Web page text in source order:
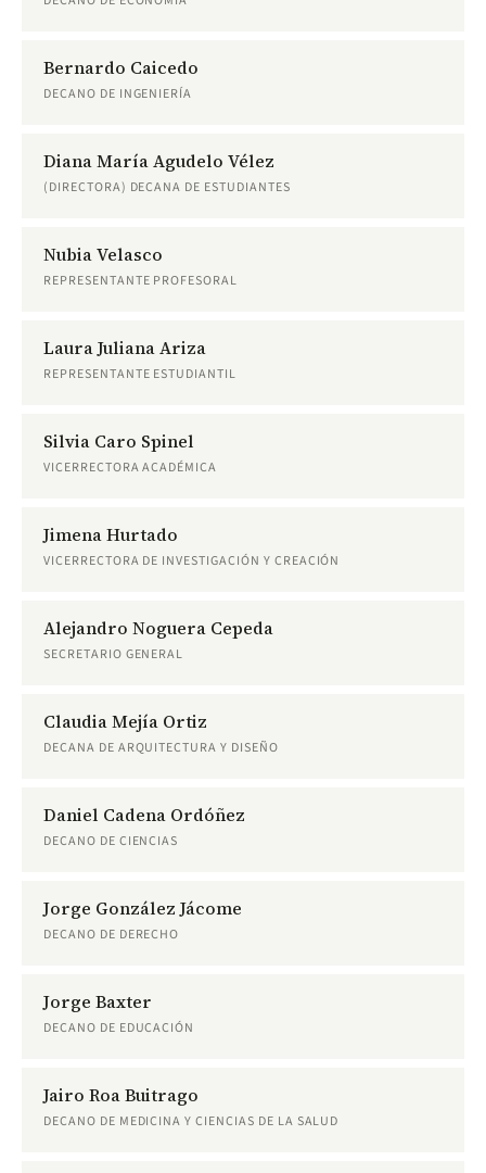
Bernardo Caicedo
DECANO DE INGENIERÍA
Diana María Agudelo Vélez
(DIRECTORA) DECANA DE ESTUDIANTES
Nubia Velasco
REPRESENTANTE PROFESORAL
Laura Juliana Ariza
REPRESENTANTE ESTUDIANTIL
Silvia Caro Spinel
VICERRECTORA ACADÉMICA
Jimena Hurtado
VICERRECTORA DE INVESTIGACIÓN Y CREACIÓN
Alejandro Noguera Cepeda
SECRETARIO GENERAL
Claudia Mejía Ortiz
DECANA DE ARQUITECTURA Y DISEÑO
Daniel Cadena Ordóñez
DECANO DE CIENCIAS
Jorge González Jácome
DECANO DE DERECHO
Jorge Baxter
DECANO DE EDUCACIÓN
Jairo Roa Buitrago
DECANO DE MEDICINA Y CIENCIAS DE LA SALUD